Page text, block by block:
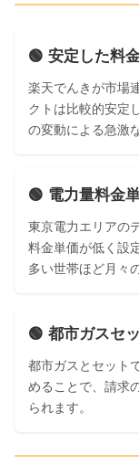
🟢 安定した料
楽天でんきが市場
クトは比較的安定
の変動による急激
🟢 電力量料金
東京電力エリアの
料金単価が低く設
多い世帯ほど月々
🟢 都市ガスセ
都市ガスとセット
めることで、請求
られます。